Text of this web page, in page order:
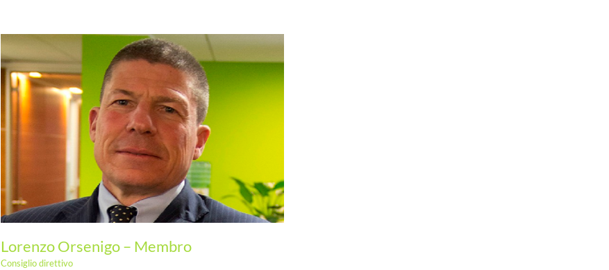
Lorenzo Orsenigo – Membro
Consiglio direttivo